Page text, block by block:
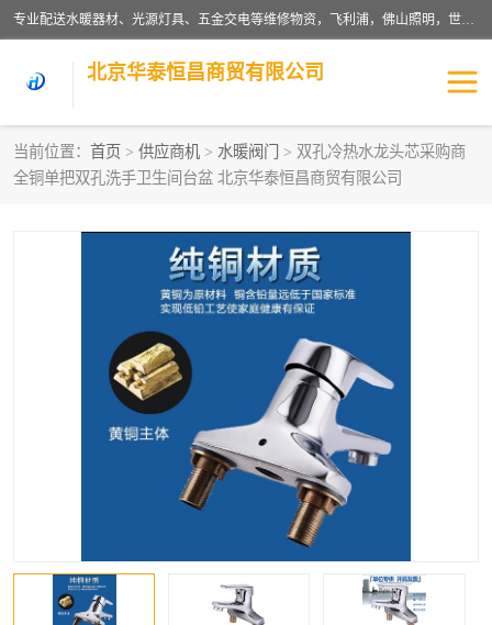
专业配送水暖器材、光源灯具、五金交电等维修物资，飞利浦，佛山照明，世达，博世，九牧，特陶等各产品涉及国内外知名品牌。公司专注与物业、学校、酒店、工厂等单位合作，提供一站式配送服务，降低客户综合成本。依托电子商务改变传统模式，以专业的团队为客户提供24H物资配送到达，货到月结、统一开票，便捷退换等服务，提高了企业的运营效率。
北京华泰恒昌商贸有限公司
当前位置： 首页 > 供应商机 > 水暖阀门
> 双孔冷热水龙头芯采购商
全铜单把双孔洗手卫生间台盆 北京华泰恒昌商贸有限公司
水暖阀门 电料灯饰
涂料辅材